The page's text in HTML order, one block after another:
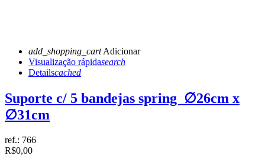
add_shopping_cartAdicionar
Visualização rápidasearch
Detailscached
Suporte c/ 5 bandejas spring ∅26cm x
∅31cm
ref.: 766
R$0,00